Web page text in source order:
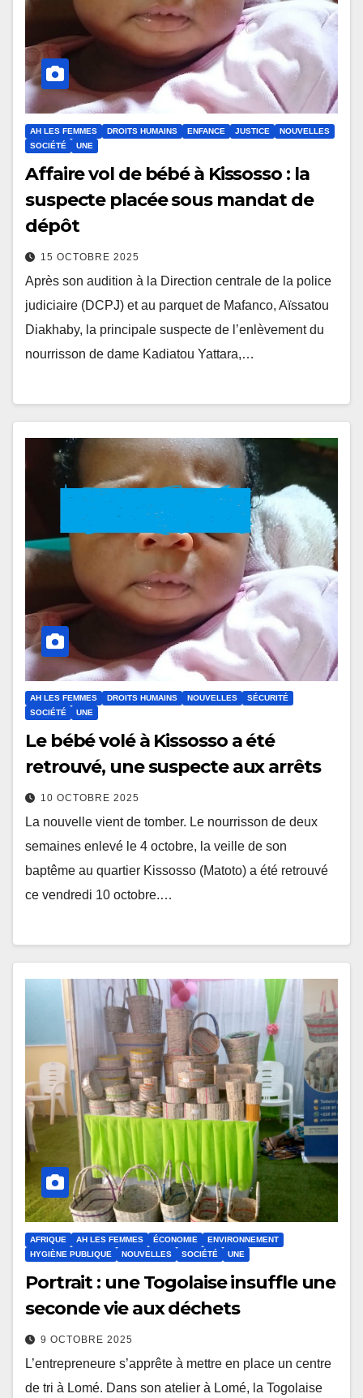
AH LES FEMMES DROITS HUMAINS ENFANCE JUSTICE
NOUVELLES
SOCIÉTÉ
UNE
Affaire vol de bébé à Kissosso : la
suspecte placée sous mandat de
dépôt
15 OCTOBRE 2025
Après son audition à la Direction centrale de la police
judiciaire (DCPJ) et au parquet de Mafanco, Aïssatou
Diakhaby, la principale suspecte de l’enlèvement du
nourrisson de dame Kadiatou Yattara,…
AH LES FEMMES DROITS HUMAINS NOUVELLES
SÉCURITÉ
SOCIÉTÉ
UNE
Le bébé volé à Kissosso a été
retrouvé, une suspecte aux arrêts
10 OCTOBRE 2025
La nouvelle vient de tomber. Le nourrisson de deux
semaines enlevé le 4 octobre, la veille de son
baptême au quartier Kissosso (Matoto) a été retrouvé
ce vendredi 10 octobre.…
AFRIQUE AH LES FEMMES ÉCONOMIE
ENVIRONNEMENT
HYGIÈNE PUBLIQUE
NOUVELLES SOCIÉTÉ UNE
Portrait : une Togolaise insuffle une
seconde vie aux déchets
9 OCTOBRE 2025
L’entrepreneure s’apprête à mettre en place un centre
de tri à Lomé. Dans son atelier à Lomé, la Togolaise